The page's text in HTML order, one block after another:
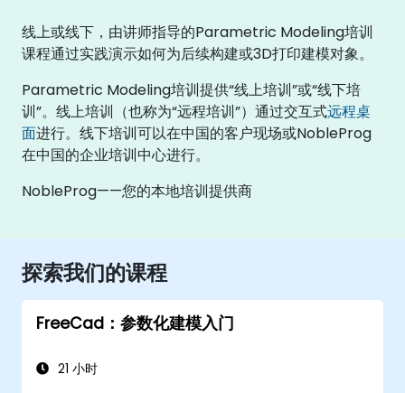
线上或线下，由讲师指导的Parametric Modeling培训
课程通过实践演示如何为后续构建或3D打印建模对象。
Parametric Modeling培训提供“线上培训”或“线下培
训”。线上培训（也称为“远程培训”）通过交互式远程桌
面进行。线下培训可以在中国的客户现场或NobleProg
在中国的企业培训中心进行。
NobleProg——您的本地培训提供商
探索我们的课程
FreeCad：参数化建模入门
21 小时